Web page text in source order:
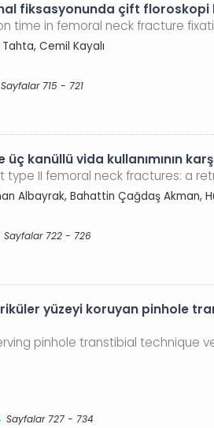
fiksasyonunda çift
time in femoral neck fracture
Cemil Kayalı
Sayfalar 715 - 721
kanüllü vida kullanımının
II femoral neck fractures: a
Albayrak, Bahattin Çağdaş Akman,
Sayfalar 722 - 726
yüzeyi koruyan pinhole
pinhole transtibial technique
Sayfalar 727 - 734